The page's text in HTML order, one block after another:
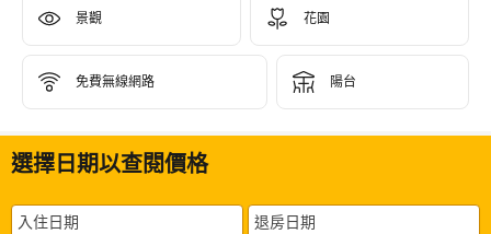
景觀 花園
免費無線網路 陽台
選擇日期以查閱價格
入住日期 退房日期